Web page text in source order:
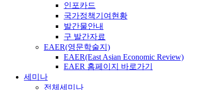
인포카드
국가정책기여현황
발간물안내
구 발간자료
EAER(영문학술지)
EAER(East Asian Economic Review)
EAER 홈페이지 바로가기
세미나
전체세미나